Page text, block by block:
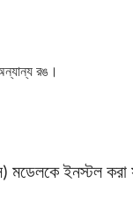
রঙ।
মডেলকে ইনস্টল